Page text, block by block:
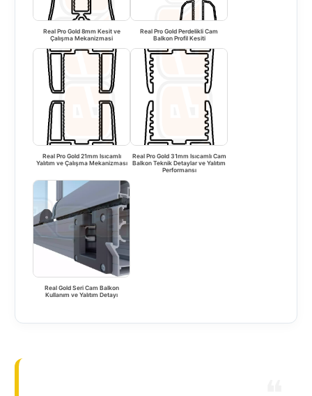
Real Pro Gold 8mm Kesit ve
Çalışma Mekanizmasi
Real Pro Gold Perdelikli Cam
Balkon Profil Kesiti
Real Pro Gold 21mm Isıcamlı
Yalıtım ve Çalışma Mekanizması
Real Pro Gold 31mm Isıcamlı Cam
Balkon Teknik Detaylar ve Yalıtım
Performansı
Real Gold Seri Cam Balkon
Kullanım ve Yalıtım Detayı